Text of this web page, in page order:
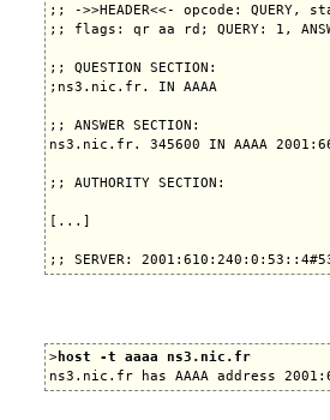
;; ->>HEADER<<- opcode: QUERY,
;; flags: qr aa rd; QUERY: 1,
;; QUESTION SECTION:
;ns3.nic.fr. IN AAAA
;; ANSWER SECTION:
ns3.nic.fr. 345600 IN AAAA
;; AUTHORITY SECTION:
[...]
>host -t aaaa ns3.nic.fr